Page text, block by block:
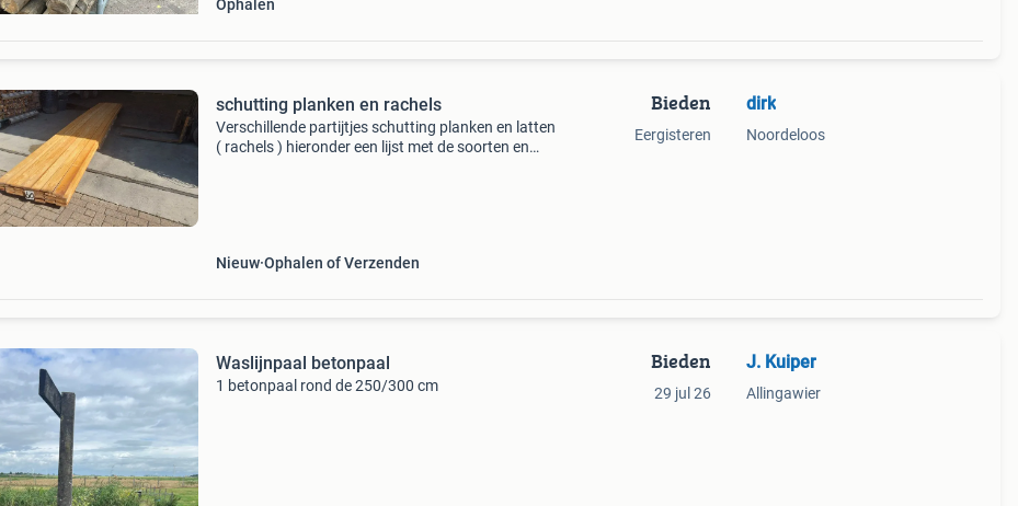
Ophalen
schutting planken en rachels
Verschillende partijtjes schutting planken en latten
( rachels ) hieronder een lijst met de soorten en
Nieuw Ophalen of Verzenden
Bieden
Eergisteren
dirk
Noordeloos
Waslijnpaal betonpaal
1 betonpaal rond de 250/300 cm
Bieden
29 jul 26
J. Kuiper
Allingawier